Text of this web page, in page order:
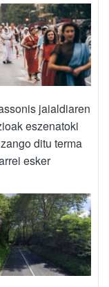
jaialdiaren
eszenatoki
ditu terma
esker